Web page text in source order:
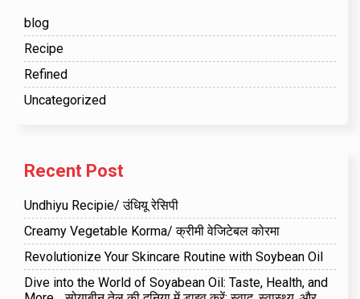
blog
Recipe
Refined
Uncategorized
Recent Post
Undhiyu Recipie/ उंधियू रेसिपी
Creamy Vegetable Korma/ क्रीमी वेजिटेबल कोरमा
Revolutionize Your Skincare Routine with Soybean Oil
Dive into the World of Soyabean Oil: Taste, Health, and